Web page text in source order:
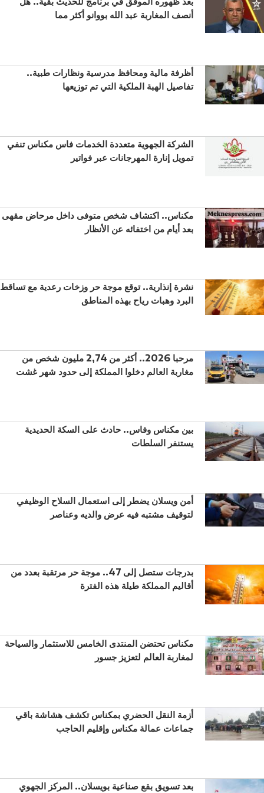
أنصف المغاربة عبد الله بووانو أكثر مما
أظرفة مالية ومحافظ مدرسية ونظارات طبية..
تفاصيل الهبة الملكية التي تم توزيعها
الشركة الجهوية متعددة الخدمات فاس مكناس تنفي
تمويل إنارة المهرجانات عبر فواتير
مكناس.. اكتشاف شخص متوفى داخل مرحاض مقهى
بعد أيام من اختفائه عن الأنظار
نشرة إنذارية.. توقع موجة حر وزخات رعدية مع تساقط
البرد وهبات رياح بهذه المناطق
مرحبا 2026.. أكثر من 2,74 مليون شخص من
مغاربة العالم دخلوا المملكة إلى حدود شهر غشت
بين مكناس وفاس.. حادث على السكة الحديدية
يستنفر السلطات
أمن ويسلان يضطر إلى استعمال السلاح الوظيفي
لتوقيف مشتبه فيه عرض والديه وعناصر
بدرجات ستصل إلى 47.. موجة حر مرتقبة بعدد من
أقاليم المملكة طيلة هذه الفترة
مكناس تحتضن المنتدى الخامس للاستثمار والسياحة
لمغاربة العالم لتعزيز جسور
أزمة النقل الحضري بمكناس تكشف هشاشة باقي
جماعات عمالة مكناس وإقليم الحاجب
بعد تسويق بقع صناعية بويسلان.. المركز الجهوي